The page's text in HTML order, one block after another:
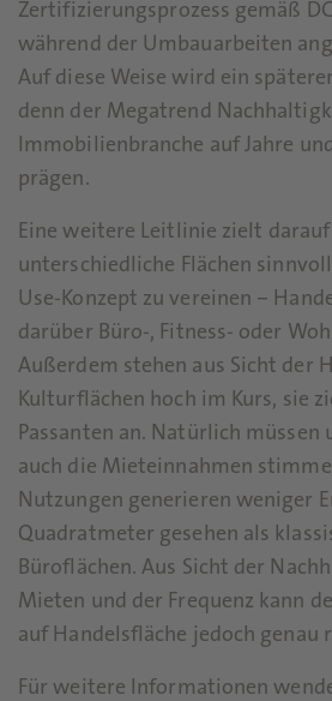
Zertifizierungsprozess gemäß
während der Umbauarbeiten
Auf diese Weise wird ein
denn der Megatrend
Immobilienbranche auf Jahre
prägen.
Eine weitere Leitlinie zielt
unterschiedliche Flächen
Use-Konzept zu vereinen –
darüber Büro-, Fitness- oder
Außerdem stehen aus Sicht der
Kulturflächen hoch im Kurs, sie
Passanten an. Natürlich müssen
auch die Mieteinnahmen
Nutzungen generieren weniger
Quadratmeter gesehen als
Büroflächen. Aus Sicht der
Mieten und der Frequenz kann
auf Handelsfläche jedoch genau
Für weitere Informationen